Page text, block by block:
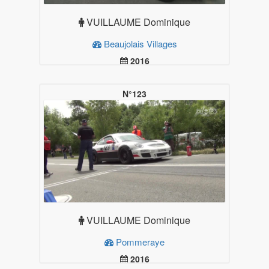
VUILLAUME Dominique
Beaujolais Villages
2016
N°123
VUILLAUME Dominique
Pommeraye
2016